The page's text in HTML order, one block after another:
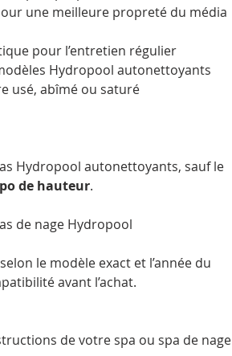
une meilleure propreté du média
pour l’entretien régulier
Hydropool autonettoyants
usé, abîmé ou saturé
Hydropool autonettoyants, sauf le
de hauteur.
de nage Hydropool
le modèle exact et l’année du
avant l’achat.
de votre spa ou spa de nage